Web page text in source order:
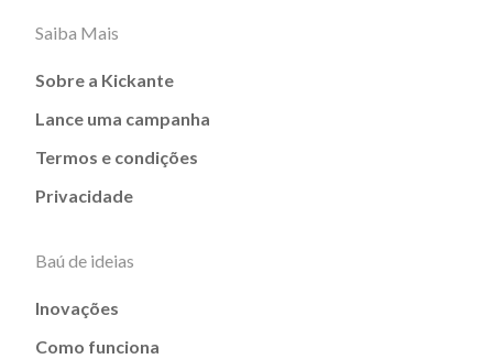
Saiba Mais
Sobre a Kickante
Lance uma campanha
Termos e condições
Privacidade
Baú de ideias
Inovações
Como funciona